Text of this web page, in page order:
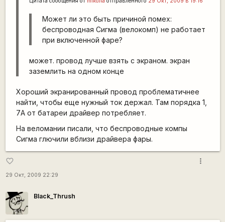
Может ли это быть причиной помех:
беспроводная Сигма (велокомп) не работает
при включенной фаре?
может. провод лучше взять с экраном. экран
заземлить на одном конце
Хороший экранированный провод проблематичнее
найти, чтобы еще нужный ток держал. Там порядка 1,
7А от батареи драйвер потребляет.
На веломании писали, что беспроводные компы
Сигма глючили вблизи драйвера фары.
favorite_border
29 Окт, 2009 22:29
more_vert
Black_Thrush